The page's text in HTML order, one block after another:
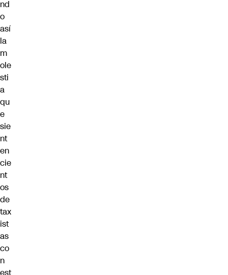
nd
o
así
la
m
ole
sti
a
qu
e
sie
nt
en
cie
nt
os
de
tax
ist
as
co
n
est